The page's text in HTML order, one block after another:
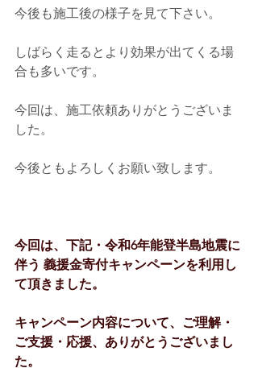
今後も施工後の様子を見て下さい。
しばらく走るとより効果が出てくる場
合も多いです。
今回は、施工依頼ありがとうございま
した。
今後ともよろしくお願い致します。
今回は、下記・令和6年能登半島地震に
伴う 義援金寄付キャンペーンを利用し
て頂きました。
キャンペーン内容について、ご理解・
ご支援・応援、ありがとうございまし
た。